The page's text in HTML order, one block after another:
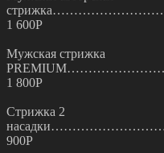
1 600Р
Мужская стрижка
1 800Р
Стрижка 2
900Р